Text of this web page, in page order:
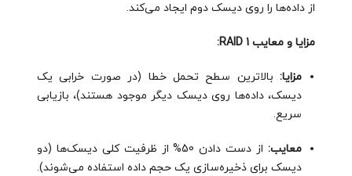
از داده‌ها را روی دیسک دوم ایجاد می‌کند.
مزایا و معایب RAID 1:
مزایا: بالاترین سطح تحمل خطا (در صورت خرابی یک
دیسک، داده‌ها روی دیسک دیگر موجود هستند)، بازیابی
سریع.
معایب:
از دست دادن 50% از ظرفیت کلی دیسک‌ها (دو
دیسک برای ذخیره‌سازی یک حجم داده استفاده می‌شوند).